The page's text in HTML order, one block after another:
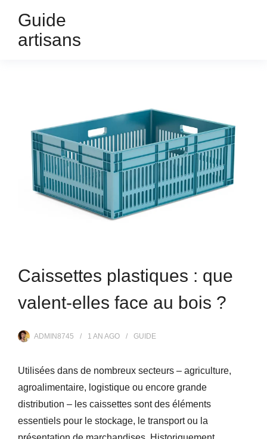
Guide
artisans
Caissettes plastiques : que
valent-elles face au bois ?
ADMIN8745 1 AN AGO GUIDE
Utilisées dans de nombreux secteurs – agriculture,
agroalimentaire, logistique ou encore grande
distribution – les caissettes sont des éléments
essentiels pour le stockage, le transport ou la